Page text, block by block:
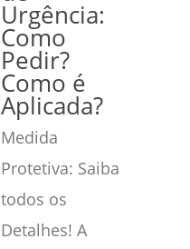
Urgência:
Como
Pedir?
Como é
Aplicada?
Medida
Protetiva: Saiba
todos os
Detalhes! A